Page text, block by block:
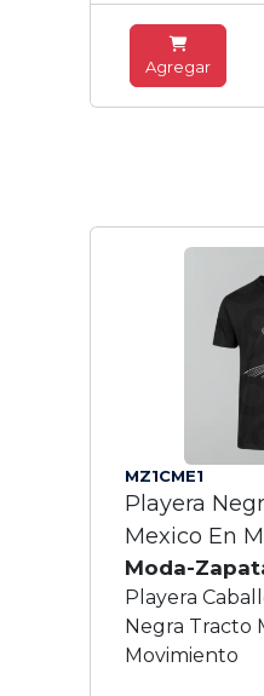
Agregar
MZ1CME1
Playera
Mexico En
Moda-
Playera
Negra Tracto
Movimiento